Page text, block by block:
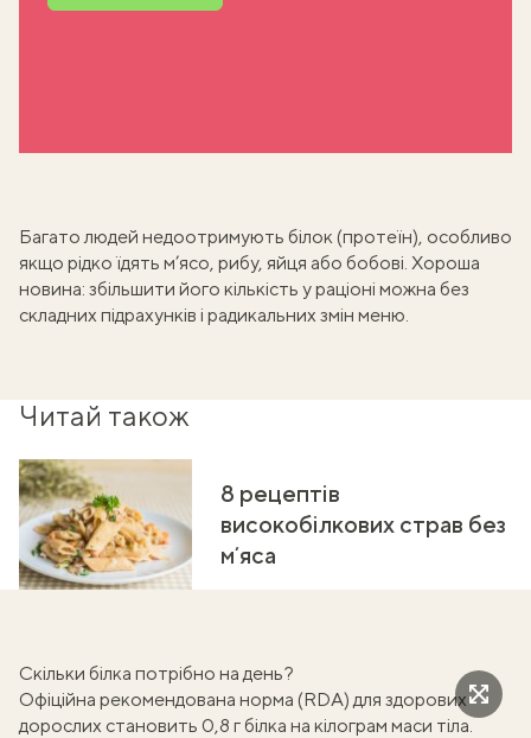
Багато людей недоотримують білок (протеїн), особливо
якщо рідко їдять м’ясо, рибу, яйця або бобові. Хороша
новина: збільшити його кількість у раціоні можна без
складних підрахунків і радикальних змін меню.
Читай також
8 рецептів
високобілкових страв без
мʼяса
Скільки білка потрібно на день?
Офіційна рекомендована норма (RDA) для здорових
дорослих становить 0,8 г білка на кілограм маси тіла.